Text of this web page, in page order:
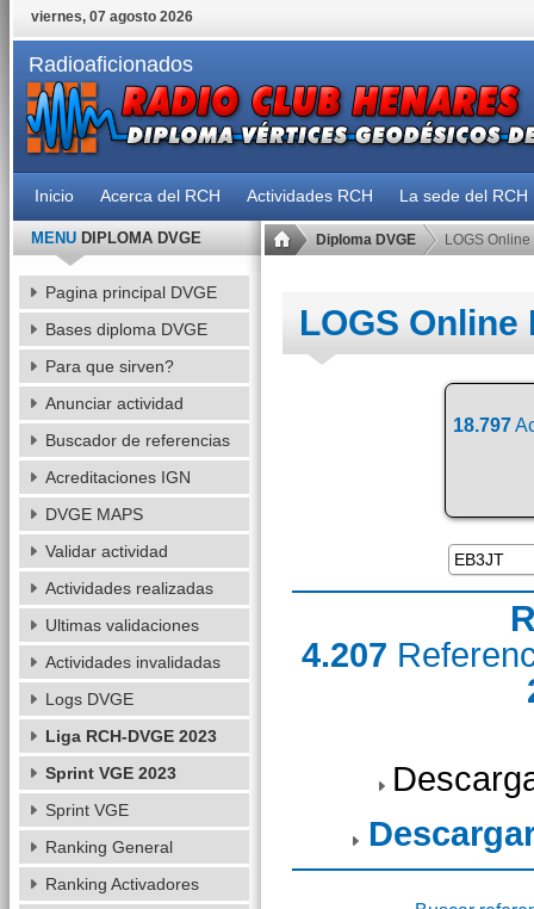
viernes, 07 agosto 2026
Radioaficionados
Inicio Acerca del RCH Actividades RCH La sede del RCH
Diploma DVGE LOGS Online
LOGS Online
18.797
4.207
MENUDIPLOMA DVGE
Pagina principal DVGE
Bases diploma DVGE
Para que sirven?
Anunciar actividad
Buscador de referencias
Acreditaciones IGN
DVGE MAPS
Validar actividad
Actividades realizadas
Ultimas validaciones
Actividades invalidadas
Logs DVGE
Liga RCH-DVGE 2023
Sprint VGE 2023
Sprint VGE
Ranking General
Ranking Activadores